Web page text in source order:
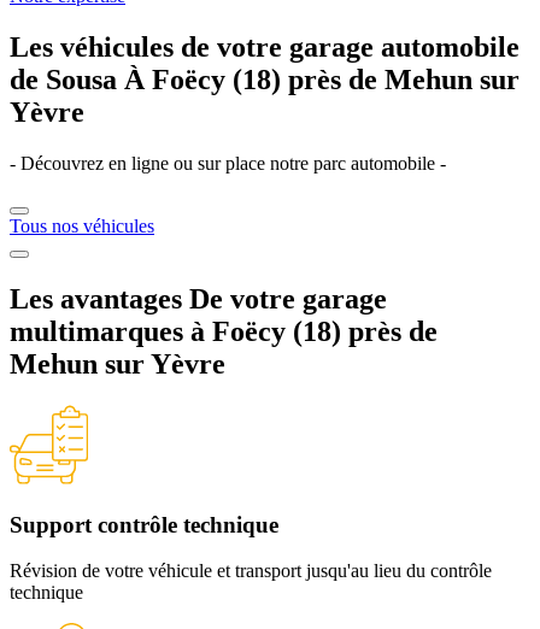
Les véhicules de votre garage automobile
de Sousa À Foëcy (18) près de Mehun sur
Yèvre
- Découvrez en ligne ou sur place notre parc automobile -
Tous nos véhicules
Les avantages De votre garage
multimarques à Foëcy (18) près de
Mehun sur Yèvre
Support contrôle technique
Révision de votre véhicule et transport jusqu'au lieu du contrôle
technique